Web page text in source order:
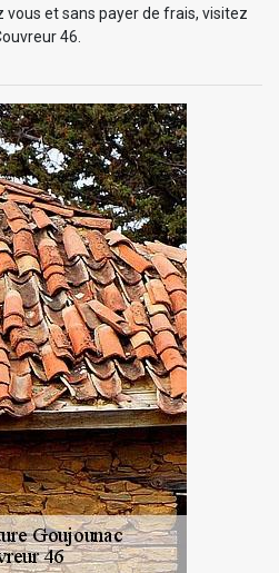
vous et sans payer de frais, visitez
46.